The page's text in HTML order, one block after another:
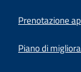
Prenotazione
Piano di